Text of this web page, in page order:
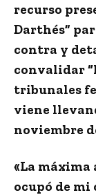
recurso
Darthés”
contra y
convalidar
tribunales
viene
noviembre
«La
ocupó de mi